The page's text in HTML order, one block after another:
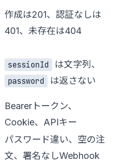
作成は201、認証なしは
401、未存在は404
sessionId
は文字列、
password
は返さない
Bearerトークン、
Cookie、APIキー
パスワード違い、空の注
文、署名なしWebhook